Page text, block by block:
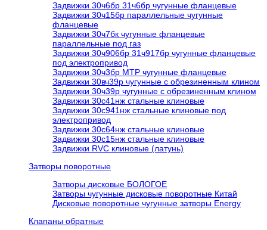
Задвижки 30ч6бр 31ч6бр чугунные фланцевые
Задвижки 30ч15бр параллельные чугунные
фланцевые
Задвижки 30ч7бк чугунные фланцевые
параллельные под газ
Задвижки 30ч906бр 31ч917бр чугунные фланцевые
под электропривод
Задвижки 30ч3бр МТР чугунные фланцевые
Задвижки 30вч39р чугунные с обрезиненным клином
Задвижки 30ч39р чугунные с обрезиненным клином
Задвижки 30с41нж стальные клиновые
Задвижки 30с941нж стальные клиновые под
электропривод
Задвижки 30с64нж стальные клиновые
Задвижки 30с15нж стальные клиновые
Задвижки RVC клиновые (латунь)
Затворы поворотные
Затворы дисковые БОЛОГОЕ
Затворы чугунные дисковые поворотные Китай
Дисковые поворотные чугунные затворы Energy
Клапаны обратные